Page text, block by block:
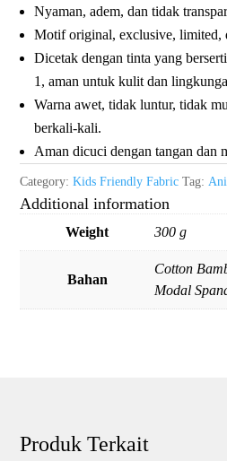
Nyaman, adem, dan tidak
Motif original, exclusive, limited,
Dicetak dengan tinta yang
1, aman untuk kulit dan
Warna awet, tidak luntur, tidak
berkali-kali.
Aman dicuci dengan tangan dan
Category:Kids Friendly Fabric Tag:
Additional information
Weight 300 g
Bahan
Cotton
Modal
Produk Terkait